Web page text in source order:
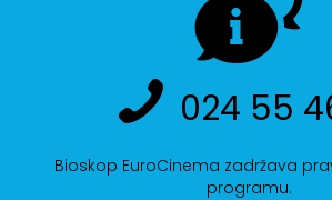
024 55
Bioskop EuroCinema zadržava
programu.